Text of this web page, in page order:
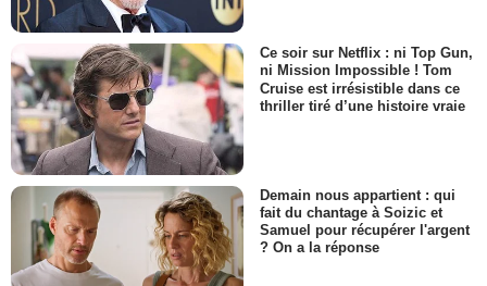
Ce soir sur Netflix : ni Top Gun,
ni Mission Impossible ! Tom
Cruise est irrésistible dans ce
thriller tiré d’une histoire vraie
Demain nous appartient : qui
fait du chantage à Soizic et
Samuel pour récupérer l'argent
? On a la réponse